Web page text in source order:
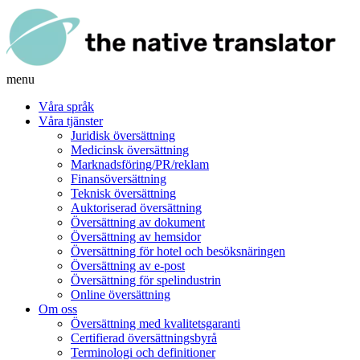
menu
Våra språk
Våra tjänster
Juridisk översättning
Medicinsk översättning
Marknadsföring/PR/reklam
Finansöversättning
Teknisk översättning
Auktoriserad översättning
Översättning av dokument
Översättning av hemsidor
Översättning för hotel och besöksnäringen
Översättning av e-post
Översättning för spelindustrin
Online översättning
Om oss
Översättning med kvalitetsgaranti
Certifierad översättningsbyrå
Terminologi och definitioner